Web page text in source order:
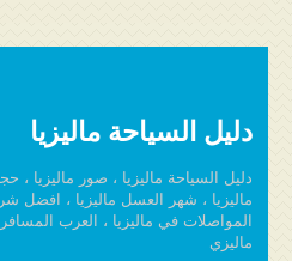
دليل السياحة ماليزيا
دليل السياحة ماليزيا ، صور ماليزيا
ماليزيا ، شهر العسل ماليزيا ، افضل
المواصلات في ماليزيا ، العرب
ماليزي